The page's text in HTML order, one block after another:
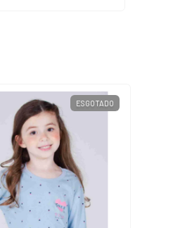
ESGOTADO